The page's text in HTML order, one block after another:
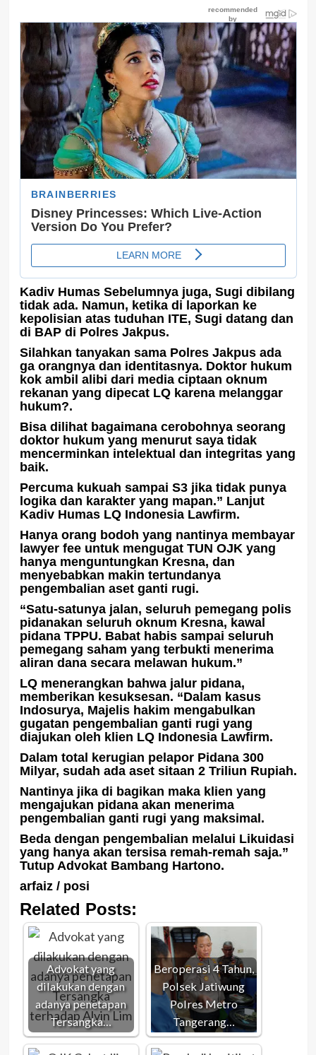
Kadiv Humas Sebelumnya juga, Sugi dibilang
tidak ada. Namun, ketika di laporkan ke
kepolisian atas tuduhan ITE, Sugi datang dan
di BAP di Polres Jakpus.
Silahkan tanyakan sama Polres Jakpus ada
ga orangnya dan identitasnya. Doktor hukum
kok ambil alibi dari media ciptaan oknum
rekanan yang dipecat LQ karena melanggar
hukum?.
Bisa dilihat bagaimana cerobohnya seorang
doktor hukum yang menurut saya tidak
mencerminkan intelektual dan integritas yang
baik.
Percuma kukuah sampai S3 jika tidak punya
logika dan karakter yang mapan.” Lanjut
Kadiv Humas LQ Indonesia Lawfirm.
Hanya orang bodoh yang nantinya membayar
lawyer fee untuk mengugat TUN OJK yang
hanya menguntungkan Kresna, dan
menyebabkan makin tertundanya
pengembalian aset ganti rugi.
“Satu-satunya jalan, seluruh pemegang polis
pidanakan seluruh oknum Kresna, kawal
pidana TPPU. Babat habis sampai seluruh
pemegang saham yang terbukti menerima
aliran dana secara melawan hukum.”
LQ menerangkan bahwa jalur pidana,
memberikan kesuksesan. “Dalam kasus
Indosurya, Majelis hakim mengabulkan
gugatan pengembalian ganti rugi yang
diajukan oleh klien LQ Indonesia Lawfirm.
Dalam total kerugian pelapor Pidana 300
Milyar, sudah ada aset sitaan 2 Triliun Rupiah.
Nantinya jika di bagikan maka klien yang
mengajukan pidana akan menerima
pengembalian ganti rugi yang maksimal.
Beda dengan pengembalian melalui Likuidasi
yang hanya akan tersisa remah-remah saja.”
Tutup Advokat Bambang Hartono.
arfaiz / posi
Related Posts:
Advokat yang
dilakukan dengan
adanya penetapan
Tersangka…
Beroperasi 4 Tahun,
Polsek Jatiwung
Polres Metro
Tangerang…